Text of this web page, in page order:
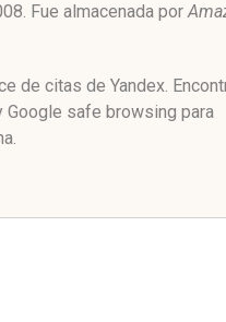
Fue almacenada por
de citas de Yandex.
Google safe browsing para